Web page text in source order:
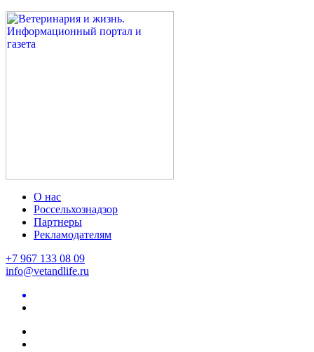
О нас
Россельхознадзор
Партнеры
Рекламодателям
+7 967 133 08 09
info@vetandlife.ru